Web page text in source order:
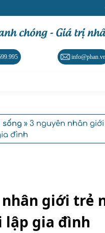
chóng - Giá trị
sống » 3 nguyên nhân
đình
giới trẻ
lập gia đình